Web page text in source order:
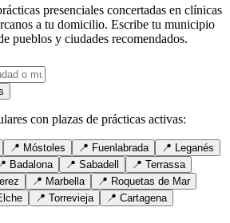
presenciales concertadas en clínicas
a tu domicilio. Escribe tu municipio
pueblos y ciudades recomendados.
con plazas de prácticas activas:
📍 Móstoles 📍 Fuenlabrada 📍 Leganés
Badalona 📍 Sabadell 📍 Terrassa
📍 Marbella 📍 Roquetas de Mar
📍 Torrevieja 📍 Cartagena